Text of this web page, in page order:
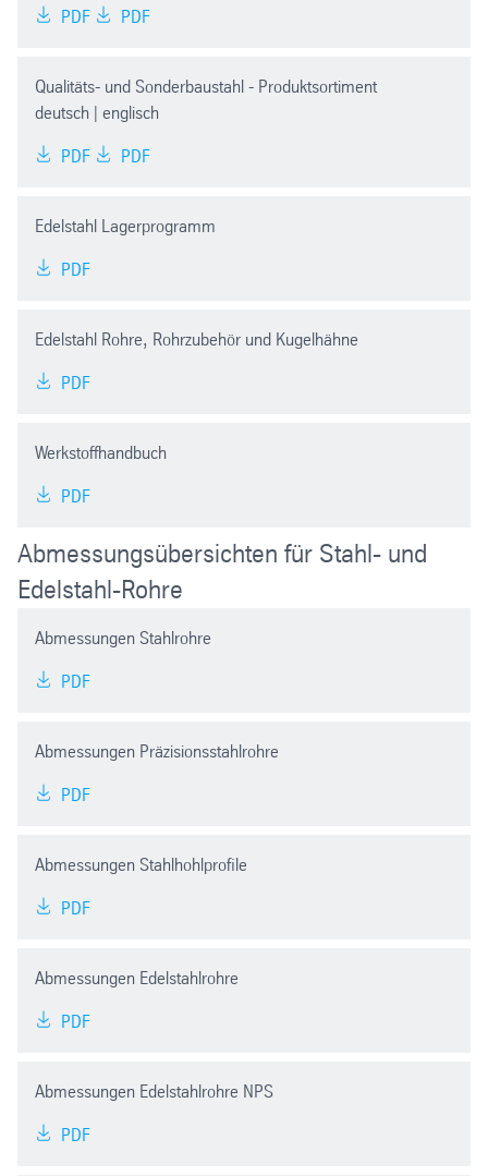
PDF PDF
Qualitäts- und Sonderbaustahl - Produktsortiment
deutsch | englisch
PDF PDF
Edelstahl Lagerprogramm
PDF
Edelstahl Rohre, Rohrzubehör und Kugelhähne
PDF
Werkstoffhandbuch
PDF
Abmessungsübersichten für Stahl- und
Edelstahl-Rohre
Abmessungen Stahlrohre
PDF
Abmessungen Präzisionsstahlrohre
PDF
Abmessungen Stahlhohlprofile
PDF
Abmessungen Edelstahlrohre
PDF
Abmessungen Edelstahlrohre NPS
PDF